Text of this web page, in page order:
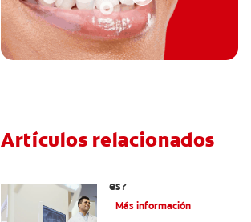
Artículos relacionados
es?
Más información